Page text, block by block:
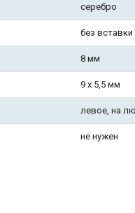
серебро
без вставки
8 мм
9 х 5,5 мм
левое, на
не нужен